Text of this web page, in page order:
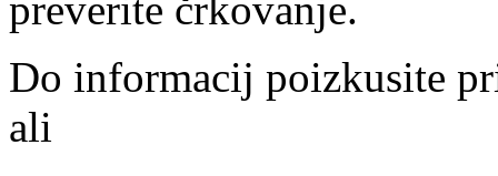
Do informacij poizkusite
ali